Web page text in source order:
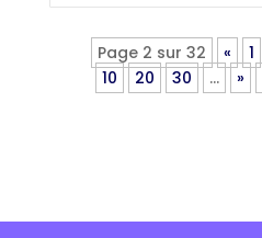
Page 2 sur 32 « 1
10
20 30 … »